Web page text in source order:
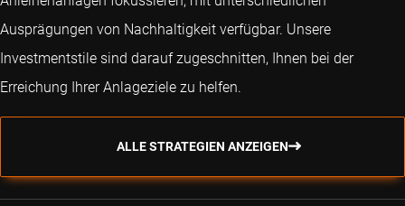
Ausprägungen von Nachhaltigkeit verfügbar. Unsere
Investmentstile sind darauf zugeschnitten, Ihnen bei der
Erreichung Ihrer Anlageziele zu helfen.
ALLE STRATEGIEN ANZEIGEN